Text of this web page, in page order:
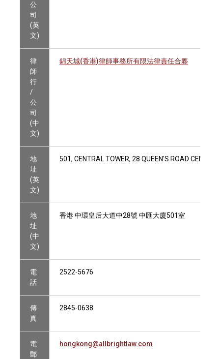
公
司
(英
文)
律
師
行
/
公
司
(中
文)
錦天城(香港)律師事務所有限法律責任合夥
地
址
(英
文)
501, CENTRAL TOWER, 28 QUEEN'S ROAD
地
址
(中
文)
香港 中環皇后大道中28號 中匯大廈501室
電
話
2522-5676
傳
真
2845-0638
電
郵
hongkong@allbrightlaw.com